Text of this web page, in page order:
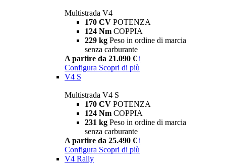
Multistrada V4
170 CV POTENZA
124 Nm COPPIA
229 kg Peso in ordine di marcia
senza carburante
A partire da 21.090 € i
Configura Scopri di più
V4 S
Multistrada V4 S
170 CV POTENZA
124 Nm COPPIA
231 kg Peso in ordine di marcia
senza carburante
A partire da 25.490 € i
Configura Scopri di più
V4 Rally